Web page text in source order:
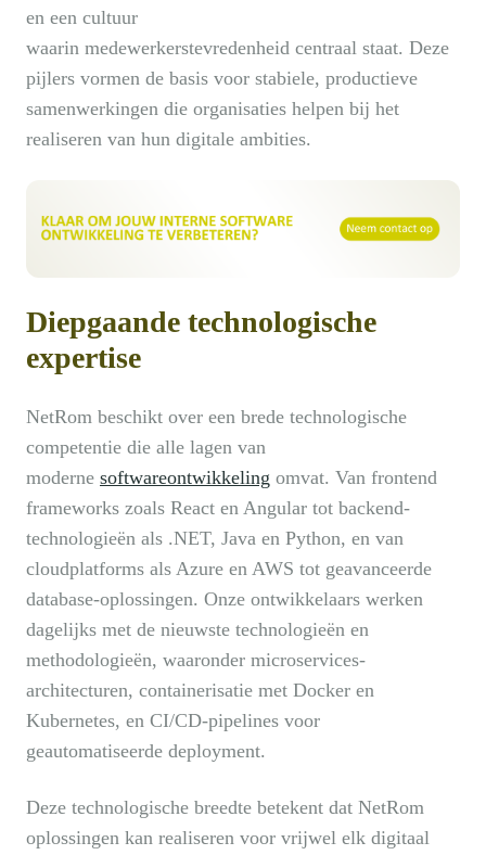
en een cultuur
waarin medewerkerstevredenheid centraal staat. Deze
pijlers vormen de basis voor stabiele, productieve
samenwerkingen die organisaties helpen bij het
realiseren van hun digitale ambities.
Diepgaande technologische
expertise
NetRom beschikt over een brede technologische
competentie die alle lagen van
moderne softwareontwikkeling omvat. Van frontend
frameworks zoals React en Angular tot backend-
technologieën als .NET, Java en Python, en van
cloudplatforms als Azure en AWS tot geavanceerde
database-oplossingen. Onze ontwikkelaars werken
dagelijks met de nieuwste technologieën en
methodologieën, waaronder microservices-
architecturen, containerisatie met Docker en
Kubernetes, en CI/CD-pipelines voor
geautomatiseerde deployment.
Deze technologische breedte betekent dat NetRom
oplossingen kan realiseren voor vrijwel elk digitaal